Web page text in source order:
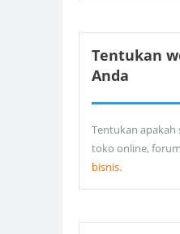
Tentukan
Anda
Tentukan apakah
toko online,
bisnis.